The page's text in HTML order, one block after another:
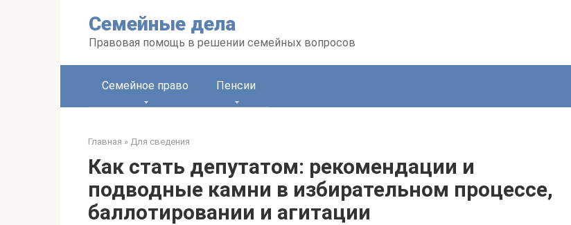
Семейные дела
Правовая помощь в решении семейных вопросов
Семейное право Пенсии
Главная » Для сведения
Как стать депутатом: рекомендации и
подводные камни в избирательном процессе,
баллотировании и агитации